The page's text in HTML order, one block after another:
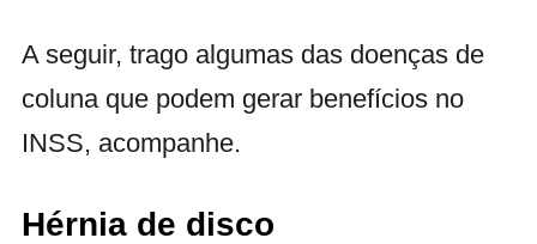
A seguir, trago algumas das doenças de
coluna que podem gerar benefícios no
INSS, acompanhe.
Hérnia de disco